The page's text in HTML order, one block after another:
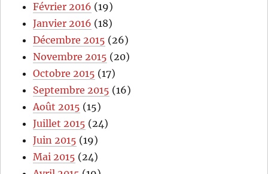
Février 2016 (19)
Janvier 2016 (18)
Décembre 2015 (26)
Novembre 2015 (20)
Octobre 2015 (17)
Septembre 2015 (16)
Août 2015 (15)
Juillet 2015 (24)
Juin 2015 (19)
Mai 2015 (24)